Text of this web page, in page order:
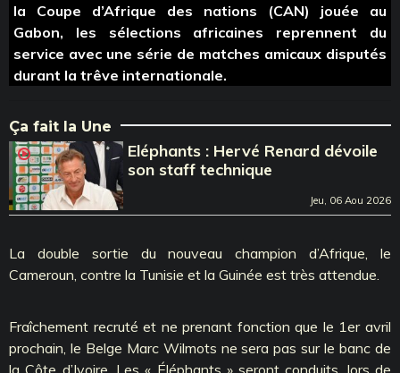
la Coupe d’Afrique des nations (CAN) jouée au
Gabon, les sélections africaines reprennent du
service avec une série de matches amicaux disputés
durant la trêve internationale.
Ça fait la Une
Eléphants : Hervé Renard dévoile
son staff technique
Jeu, 06 Aou 2026
La double sortie du nouveau champion d’Afrique, le
Cameroun, contre la Tunisie et la Guinée est très attendue.
Fraîchement recruté et ne prenant fonction que le 1er avril
prochain, le Belge Marc Wilmots ne sera pas sur le banc de
la Côte d’Ivoire. Les « Éléphants » seront conduits, lors de